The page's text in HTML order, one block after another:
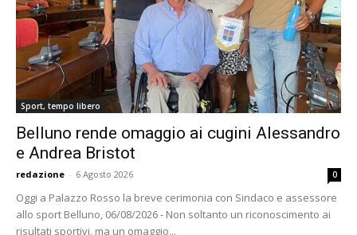
Sport, tempo libero
Belluno rende omaggio ai cugini Alessandro
e Andrea Bristot
redazione - 6 Agosto 2026 0
Oggi a Palazzo Rosso la breve cerimonia con Sindaco e assessore
allo sport Belluno, 06/08/2026 - Non soltanto un riconoscimento ai
risultati sportivi, ma un omaggio...